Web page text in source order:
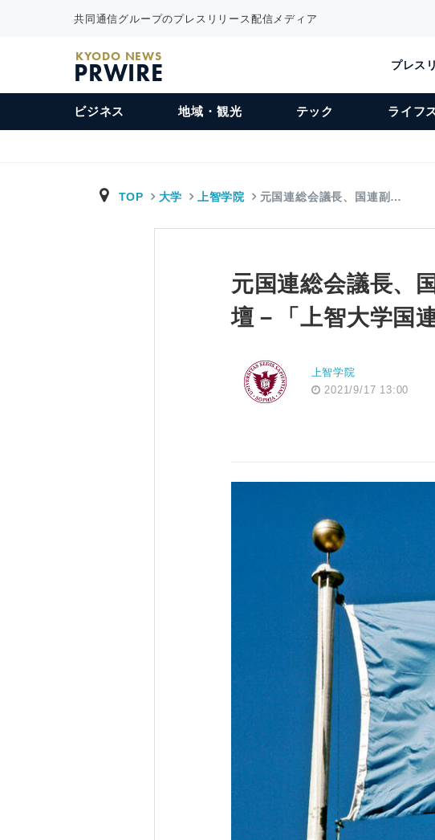
共同通信グループのプレスリリース配信メディア
KYODO NEWS
PRWIRE プレス
ビジネス 地域・観光 テック ライフ
TOP 大学 上智学院 元国連総会議長、国連副…
元国連総会議長、
壇－「上智大学国
上智学院
2021/9/17 13:00